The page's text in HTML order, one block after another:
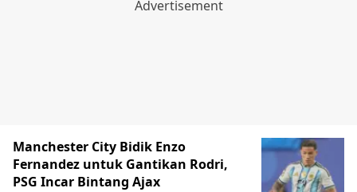
Manchester City Bidik Enzo
Fernandez untuk Gantikan Rodri,
PSG Incar Bintang Ajax